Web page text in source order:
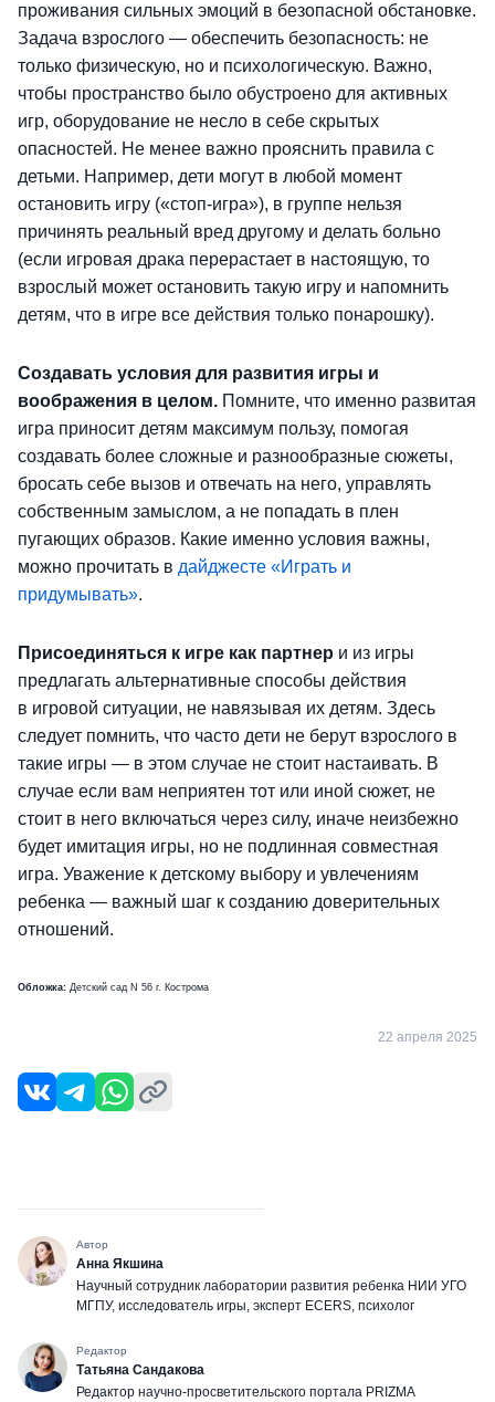
проживания сильных эмоций в безопасной обстановке.
Задача взрослого — обеспечить безопасность: не
только физическую, но и психологическую. Важно,
чтобы пространство было обустроено для активных
игр, оборудование не несло в себе скрытых
опасностей. Не менее важно прояснить правила с
детьми. Например, дети могут в любой момент
остановить игру («стоп-игра»), в группе нельзя
причинять реальный вред другому и делать больно
(если игровая драка перерастает в настоящую, то
взрослый может остановить такую игру и напомнить
детям, что в игре все действия только понарошку).
Создавать условия для развития игры и
воображения в целом. Помните, что именно развитая
игра приносит детям максимум пользу, помогая
создавать более сложные и разнообразные сюжеты,
бросать себе вызов и отвечать на него, управлять
собственным замыслом, а не попадать в плен
пугающих образов. Какие именно условия важны,
можно прочитать в дайджесте «Играть и
придумывать».
Присоединяться к игре как партнер и из игры
предлагать альтернативные способы действия
в игровой ситуации, не навязывая их детям. Здесь
следует помнить, что часто дети не берут взрослого в
такие игры — в этом случае не стоит настаивать. В
случае если вам неприятен тот или иной сюжет, не
стоит в него включаться через силу, иначе неизбежно
будет имитация игры, но не подлинная совместная
игра. Уважение к детскому выбору и увлечениям
ребенка — важный шаг к созданию доверительных
отношений.
Обложка: Детский сад N 56 г. Кострома
22 апреля 2025
Автор
Анна Якшина
Научный сотрудник лаборатории развития ребенка НИИ УГО
МГПУ, исследователь игры, эксперт ECERS, психолог
Редактор
Татьяна Сандакова
Редактор научно-просветительского портала PRIZMA